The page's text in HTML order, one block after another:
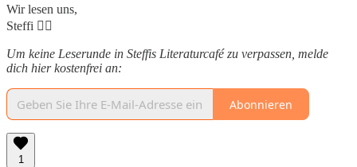
Wir lesen uns,
Steffi ✌🏽
Um keine Leserunde in Steffis Literaturcafé zu verpassen, melde
dich hier kostenfrei an:
Abonnieren
1